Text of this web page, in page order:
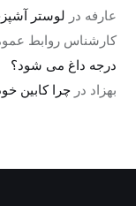
عارفه در لوستر
کارشناس روابط
درجه داغ می شود؟
بهزاد درچرا کابین خودرو در